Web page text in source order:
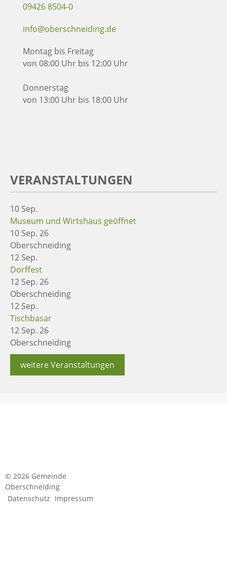
09426 8504-0
info@oberschneiding.de
Montag bis Freitag
von 08:00 Uhr bis 12:00 Uhr
Donnerstag
von 13:00 Uhr bis 18:00 Uhr
VERANSTALTUNGEN
10 Sep.
Museum und Wirtshaus geöffnet
10 Sep. 26
Oberschneiding
12 Sep.
Dorffest
12 Sep. 26
Oberschneiding
12 Sep.
Tischbasar
12 Sep. 26
Oberschneiding
weitere Veranstaltungen
© 2026 Gemeinde
Oberschneiding
Datenschutz Impressum